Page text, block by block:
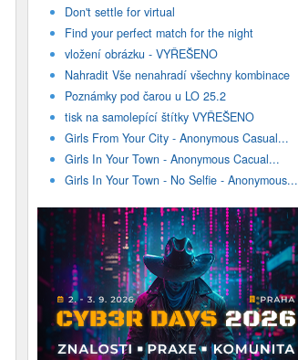
Don't settle for virtual
Find your perfect match for the night
vložení obrázku - VYŘEŠENO
Nahradit Vše nenahradí všechny kombinace
Poznámky pod čarou u LO 25.2
tisk na samolepící štítky VYŘEŠENO
Girls From Your City - Anonymous Casual...
Girls In Your Town - Anonymous Cacual...
Girls In Your Town - No Selfie - Anonymous...